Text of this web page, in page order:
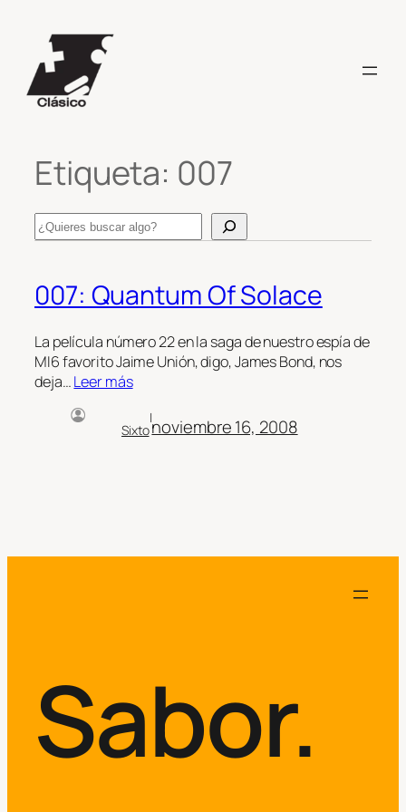
contenido
Etiqueta: 007
Search
007: Quantum Of Solace
La película número 22 en la saga de nuestro espía de
MI6 favorito Jaime Unión, digo, James Bond, nos
deja…Leer más
Sixto
|noviembre 16, 2008
Sabor.